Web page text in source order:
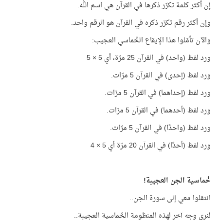
إن أكثر كلمة تكرّر ذكرها في القرآن هي اسم الله.
وإن أكثر رقم تكرّر ذكره في القرآن هو الرقم واحد.
والآن تأمّلوا هذا الإيقاع الخُماسي العجيب:
ورد لفظ (واحد) في القرآن 25 مرّة، أي 5 × 5
ورد لفظ (إحدى) في القرآن 5 مرّات.
ورد لفظ (إحداهما) في القرآن 5 مرّات.
ورد لفظ (أحدهما) في القرآن 5 مرّات.
ورد لفظ (واحدًا) في القرآن 5 مرّات.
ورد لفظ (أحدًا) في القرآن 20 مرّة أي 5 × 4
خُماسية الجن العجيبة!
انتقلوا معي إلى سورة الجن..
لنرى وجه آخر لهذه المنظومة الخُماسية العجيبة..